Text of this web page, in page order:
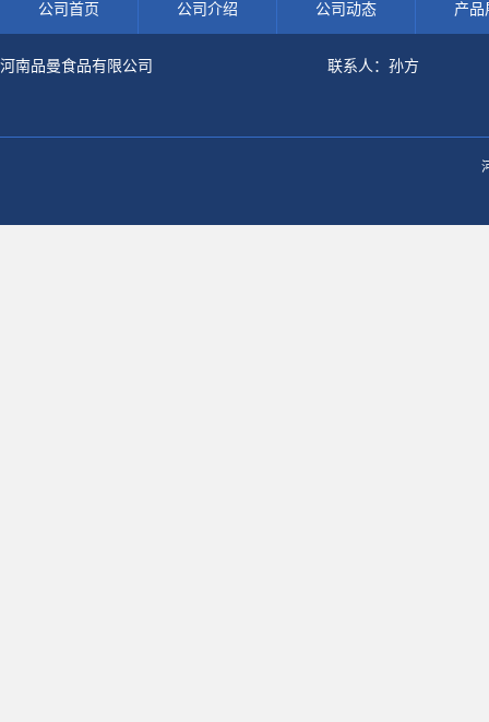
公司首页 公司介绍 公司动态 产品
河南品曼食品有限公司 联系人：孙方